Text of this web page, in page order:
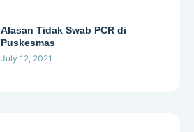
Alasan Tidak Swab PCR di
Puskesmas
July 12, 2021